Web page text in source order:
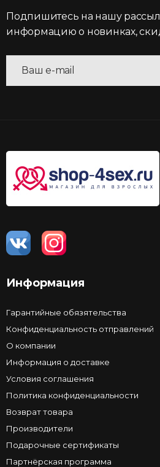
Подпишитесь на нашу
информацию о новинках,
Информация
Гарантийные обязятельства
Конфиденциальность отправлений
О компании
Информация о доставке
Условия соглашения
Политика конфиденциальности
Возврат товара
Производители
Подарочные сертификаты
Партнёрская программа